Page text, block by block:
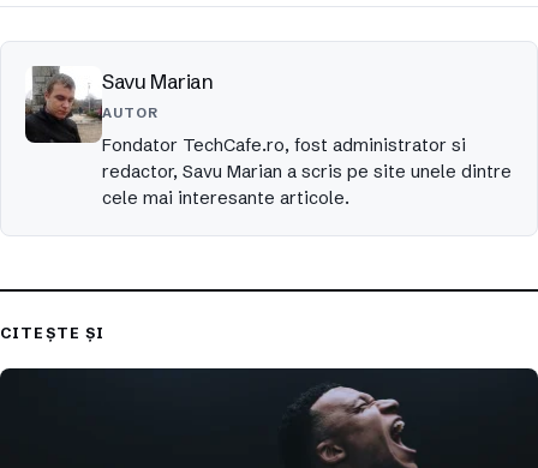
Savu Marian
AUTOR
Fondator TechCafe.ro, fost administrator si
redactor, Savu Marian a scris pe site unele dintre
cele mai interesante articole.
CITEȘTE ȘI